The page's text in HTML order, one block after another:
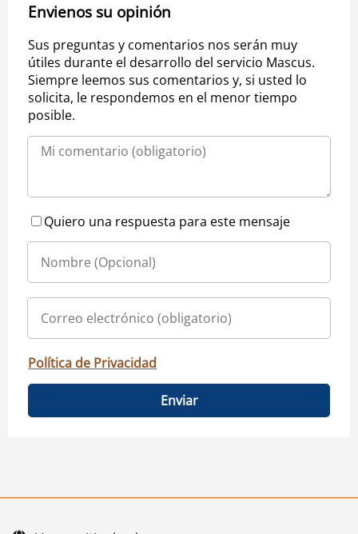
Envienos su opinión
Sus preguntas y comentarios nos serán muy
útiles durante el desarrollo del servicio Mascus.
Siempre leemos sus comentarios y, si usted lo
solicita, le respondemos en el menor tiempo
posible.
Quiero una respuesta para este mensaje
Política de Privacidad
Enviar